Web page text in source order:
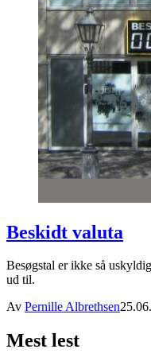
Beskidt valuta
Besøgstal er ikke så
ud til.
Av Pernille Albrethsen
Mest lest